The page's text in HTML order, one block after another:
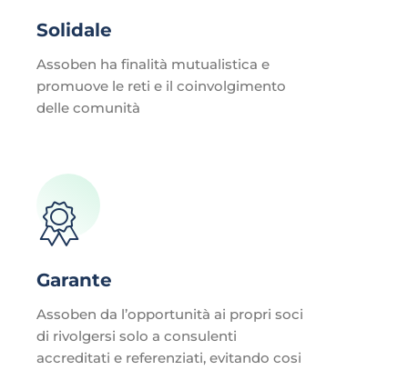
Solidale
Assoben ha finalità mutualistica e
promuove le reti e il coinvolgimento
delle comunità
Garante
Assoben da l’opportunità ai propri soci
di rivolgersi solo a consulenti
accreditati e referenziati, evitando cosi